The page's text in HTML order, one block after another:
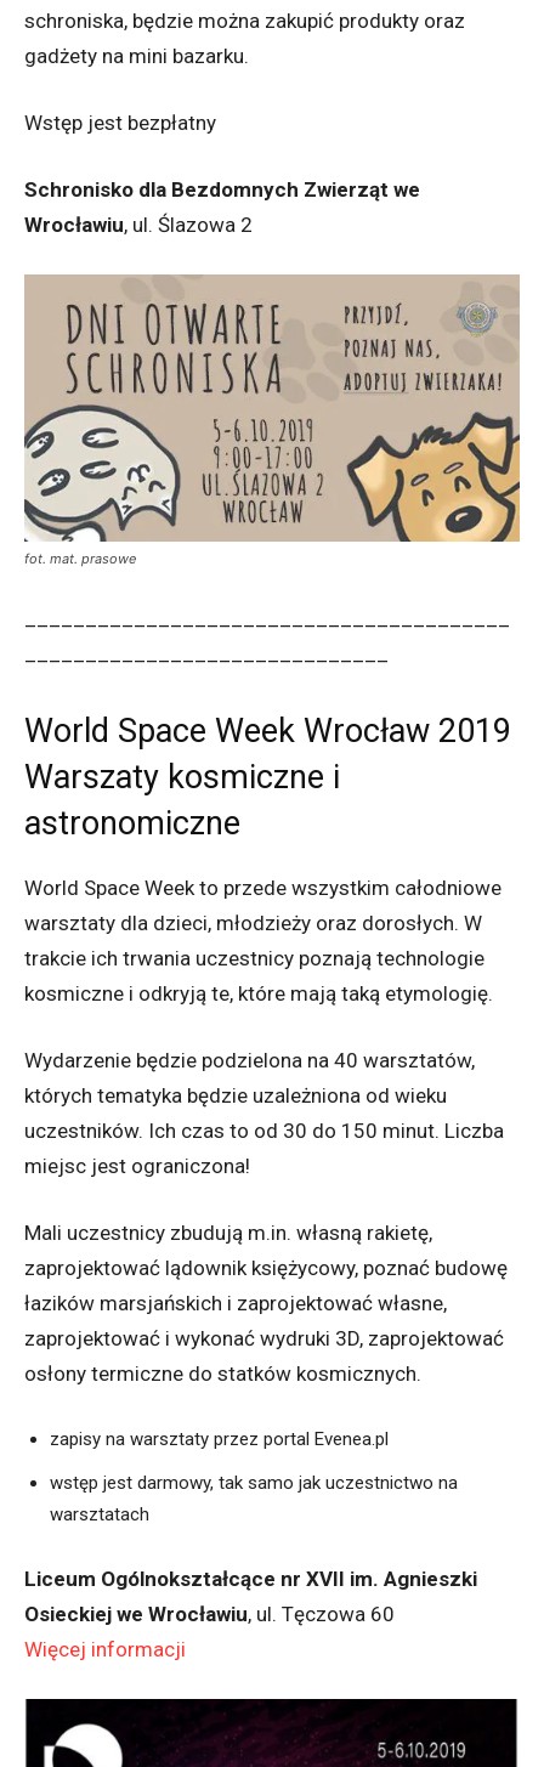
schroniska, będzie można zakupić produkty oraz
gadżety na mini bazarku.
Wstęp jest bezpłatny
Schronisko dla Bezdomnych Zwierząt we
Wrocławiu, ul. Ślazowa 2
fot. mat. prasowe
World Space Week Wrocław 2019
Warszaty kosmiczne i
astronomiczne
World Space Week to przede wszystkim całodniowe
warsztaty dla dzieci, młodzieży oraz dorosłych. W
trakcie ich trwania uczestnicy poznają technologie
kosmiczne i odkryją te, które mają taką etymologię.
Wydarzenie będzie podzielona na 40 warsztatów,
których tematyka będzie uzależniona od wieku
uczestników. Ich czas to od 30 do 150 minut. Liczba
miejsc jest ograniczona!
Mali uczestnicy zbudują m.in. własną rakietę,
zaprojektować lądownik księżycowy, poznać budowę
łazików marsjańskich i zaprojektować własne,
zaprojektować i wykonać wydruki 3D, zaprojektować
osłony termiczne do statków kosmicznych.
zapisy na warsztaty przez portal Evenea.pl
wstęp jest darmowy, tak samo jak uczestnictwo na
warsztatach
Liceum Ogólnokształcące nr XVII im. Agnieszki
Osieckiej we Wrocławiu, ul. Tęczowa 60
Więcej informacji